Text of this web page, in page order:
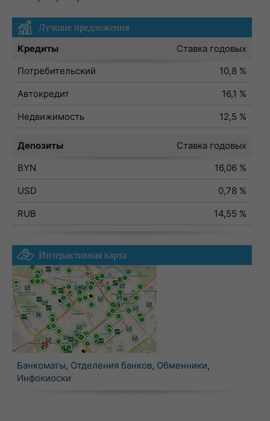
Лучшие предложения
Кредиты
Ставка годовых
Потребительский
10,8 %
Автокредит
16,1 %
Недвижимость
12,5 %
Депозиты
Ставка годовых
BYN
16,06 %
USD
0,78 %
RUB
14,55 %
Интерактивная карта
Банкоматы, Отделения банков, Обменники,
Инфокиоски